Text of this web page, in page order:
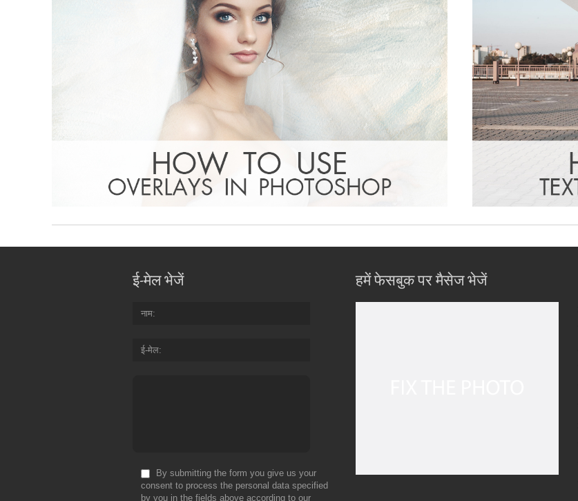
ई-मेल भेजें
नाम
ई-मेल
By submitting the form you give us your
consent to process the personal data specified
by you in the fields above according to our
हमें फेसबुक पर मैसेज भेजें